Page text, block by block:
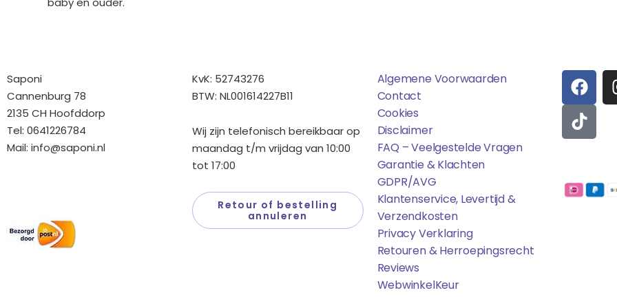
Saponi
Cannenburg 78
2135 CH Hoofddorp
Tel: 0641226784
Mail: info@saponi.nl
KvK: 52743276
BTW: NL001614227B11
Wij zijn telefonisch bereikbaar op
maandag t/m vrijdag van 10:00
tot 17:00
Retour of bestelling
annuleren
Algemene Voorwaarden
Contact
Cookies
Disclaimer
FAQ – Veelgestelde Vragen
Garantie & Klachten
GDPR/AVG
Klantenservice, Levertijd &
Verzendkosten
Privacy Verklaring
Retouren & Herroepingsrecht
Reviews
WebwinkelKEur
F
A
C
E
B
O
K
T
I
K
T
O